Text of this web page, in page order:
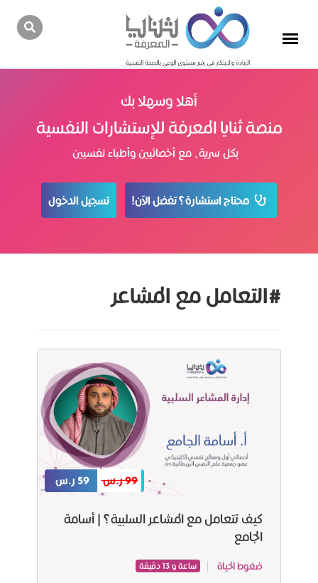
أهلا وسهلا بك
منصة ثنايا المعرفة للإستشارات النفسية
بكل سرية، مع أخصائيين وأطباء نفسيين
محتاج استشارة؟ تفضل الآن! تسجيل الدخول
#التعامل مع المشاعر
99 ر.س 59 ر.س
كيف تتعامل مع المشاعر السلبية؟ | أسامة
الجامع
ضغوط الحياة ساعة و 13 دقيقة